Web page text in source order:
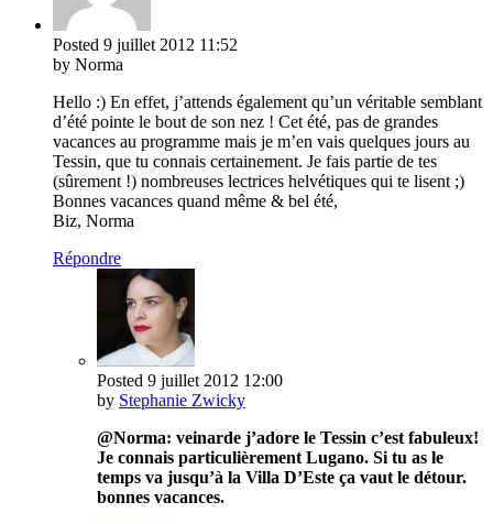
Posted 9 juillet 2012 11:52
by Norma
Hello :) En effet, j’attends également qu’un véritable semblant
d’été pointe le bout de son nez ! Cet été, pas de grandes
vacances au programme mais je m’en vais quelques jours au
Tessin, que tu connais certainement. Je fais partie de tes
(sûrement !) nombreuses lectrices helvétiques qui te lisent ;)
Bonnes vacances quand même & bel été,
Biz, Norma
Répondre
Posted 9 juillet 2012 12:00
by Stephanie Zwicky
@Norma: veinarde j’adore le Tessin c’est fabuleux!
Je connais particulièrement Lugano. Si tu as le
temps va jusqu’à la Villa D’Este ça vaut le détour.
bonnes vacances.